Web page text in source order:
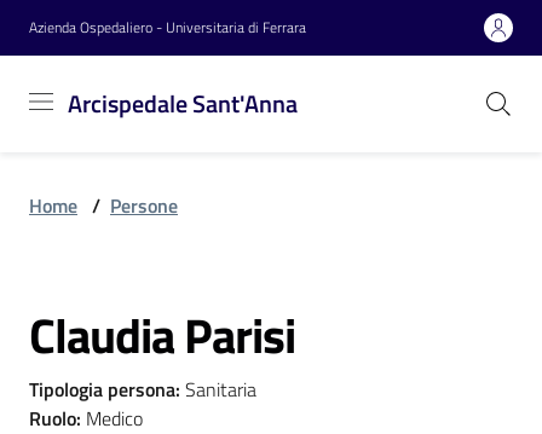
Vai al contenuto
Vai alla navigazione
Vai al footer
Azienda Ospedaliero - Universitaria di Ferrara
Arcispedale Sant'Anna
Sant'Anna
Azienda
Servizi
Reparti
Home / Persone
Salta al contenuto
Claudia Parisi
Tipologia persona: Sanitaria
Ruolo: Medico